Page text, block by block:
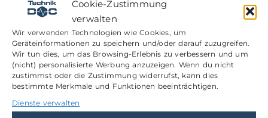
Cookie-Zustimmung
verwalten
Wir verwenden Technologien wie Cookies, um
Geräteinformationen zu speichern und/oder darauf zuzugreifen.
Wir tun dies, um das Browsing-Erlebnis zu verbessern und um
(nicht) personalisierte Werbung anzuzeigen. Wenn du nicht
zustimmst oder die Zustimmung widerrufst, kann dies
bestimmte Merkmale und Funktionen beeinträchtigen.
Dienste verwalten
LAUFENDE SYSTEME.